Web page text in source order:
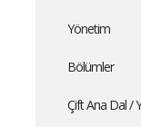
Yönetim
Bölümler
Çift Ana Dal /